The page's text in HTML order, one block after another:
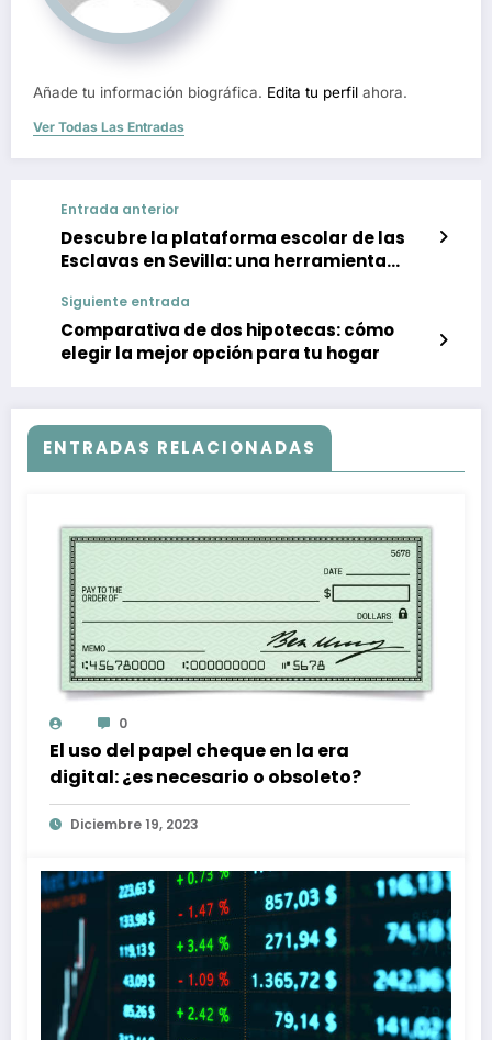
Añade tu información biográfica. Edita tu perfil ahora.
Ver Todas Las Entradas
Entrada anterior
Descubre la plataforma escolar de las
Esclavas en Sevilla: una herramienta
educación
Siguiente entrada
Comparativa de dos hipotecas: cómo
elegir la mejor opción para tu hogar
ENTRADAS RELACIONADAS
0
El uso del papel cheque en la era
digital: ¿es necesario o obsoleto?
Diciembre 19, 2023